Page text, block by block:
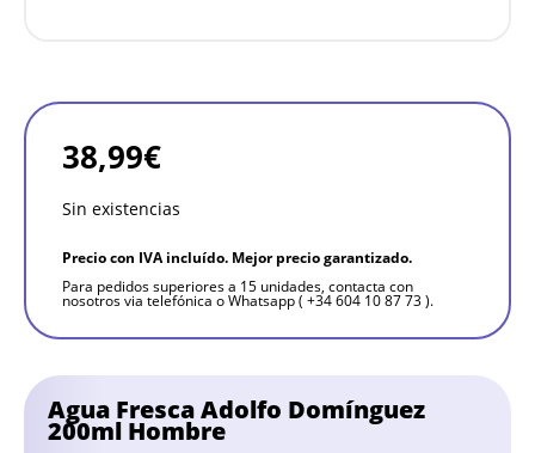
Agua Fresca Adolfo Domínguez
200ml Hombre
38,99€
Sin existencias
Precio con IVA incluído. Mejor precio garantizado.
Para pedidos superiores a 15 unidades, contacta con
nosotros via telefónica o Whatsapp ( +34 604 10 87 73 ).